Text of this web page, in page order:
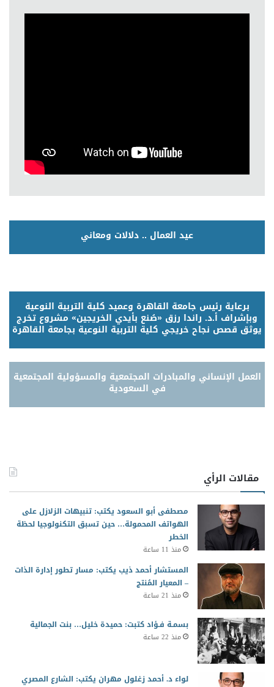
عيد العمال .. دلالات ومعاني
برعاية رئيس جامعة القاهرة وعميد كلية التربية النوعية
وبإشراف أ.د. راندا رزق «صُنع بأيدي الخريجين» مشروع تخرج
يوثق قصص نجاح خريجي كلية التربية النوعية بجامعة القاهرة
العمل الإنساني والمبادرات المجتمعية والمسؤولية المجتمعية
في السعودية
مقالات الرأي
مصطفى أبو السعود يكتب: تنبيهات الزلازل على
الهواتف المحمولة… حين تسبق التكنولوجيا لحظة
الخطر
منذ 11 ساعة
المستشار أحمد ذيب يكتب: مسار تطور إدارة الذات
– المعيار المُنتج
منذ 21 ساعة
بسمـة فـؤاد كتبت: حميدة خليل… بنت الجمالية
منذ 22 ساعة
لواء د. أحمد زغلول مهران يكتب: الشارع المصري